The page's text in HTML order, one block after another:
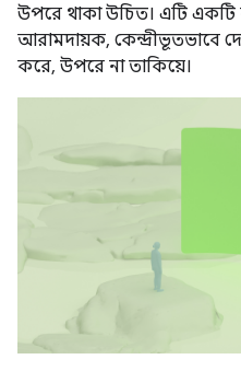
উপরে থাকা উচিত। এটি একটি
আরামদায়ক, কেন্দ্রীভূতভাবে
করে, উপরে না তাকিয়ে।